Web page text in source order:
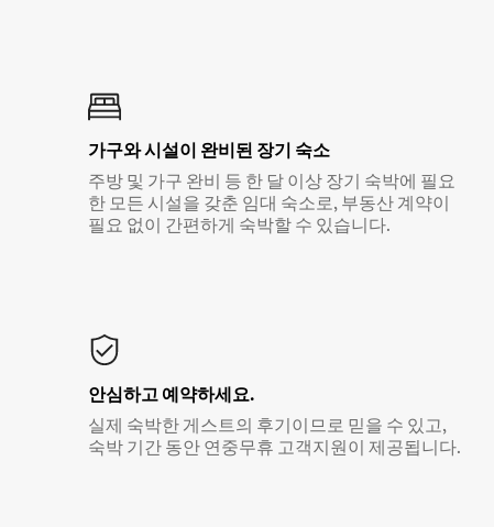
가구와 시설이 완비된 장기 숙소
주방 및 가구 완비 등 한 달 이상 장기 숙박에 필요
한 모든 시설을 갖춘 임대 숙소로, 부동산 계약이
필요 없이 간편하게 숙박할 수 있습니다.
안심하고 예약하세요.
실제 숙박한 게스트의 후기이므로 믿을 수 있고,
숙박 기간 동안 연중무휴 고객지원이 제공됩니다.